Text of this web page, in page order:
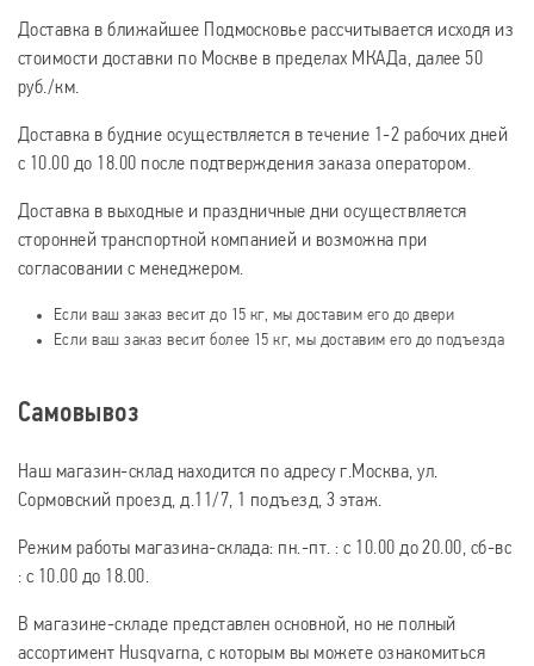
Доставка в ближайшее Подмосковье рассчитывается исходя из
стоимости доставки по Москве в пределах МКАДа, далее 50
руб./км.
Доставка в будние осуществляется в течение 1-2 рабочих дней
с 10.00 до 18.00 после подтверждения заказа оператором.
Доставка в выходные и праздничные дни осуществляется
сторонней транспортной компанией и возможна при
согласовании с менеджером.
Если ваш заказ весит до 15 кг, мы доставим его до двери
Если ваш заказ весит более 15 кг, мы доставим его до подъезда
Самовывоз
Наш магазин-склад находится по адресу г.Москва, ул.
Сормовский проезд, д.11/7, 1 подъезд, 3 этаж.
Режим работы магазина-склада: пн.-пт. : с 10.00 до 20.00, сб-вс
: с 10.00 до 18.00.
В магазине-складе представлен основной, но не полный
ассортимент Husqvarna, с которым вы можете ознакомиться